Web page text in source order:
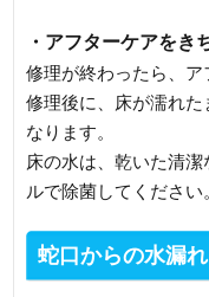
・アフターケアをき
修理が終わったら、ア
修理後に、床が濡れ
なります。
床の水は、乾いた清
ルで除菌してください
蛇口からの水漏